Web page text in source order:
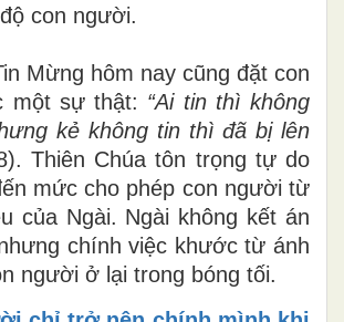
con người.
Mừng hôm nay cũng đặt con
một sự thật: “Ai tin thì không
kẻ không tin thì đã bị lên
Thiên Chúa tôn trọng tự do
mức cho phép con người từ
của Ngài. Ngài không kết án
chính việc khước từ ánh
người ở lại trong bóng tối.